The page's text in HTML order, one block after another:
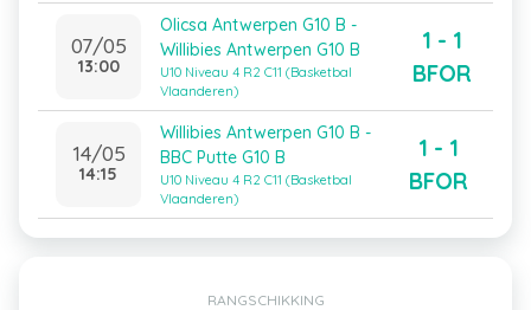
07/05
13:00
Olicsa Antwerpen G10 B -
Willibies Antwerpen G10 B
U10 Niveau 4 R2 C11 (Basketbal
Vlaanderen)
1 - 1
BFOR
14/05
14:15
Willibies Antwerpen G10 B -
BBC Putte G10 B
U10 Niveau 4 R2 C11 (Basketbal
Vlaanderen)
1 - 1
BFOR
RANGSCHIKKING